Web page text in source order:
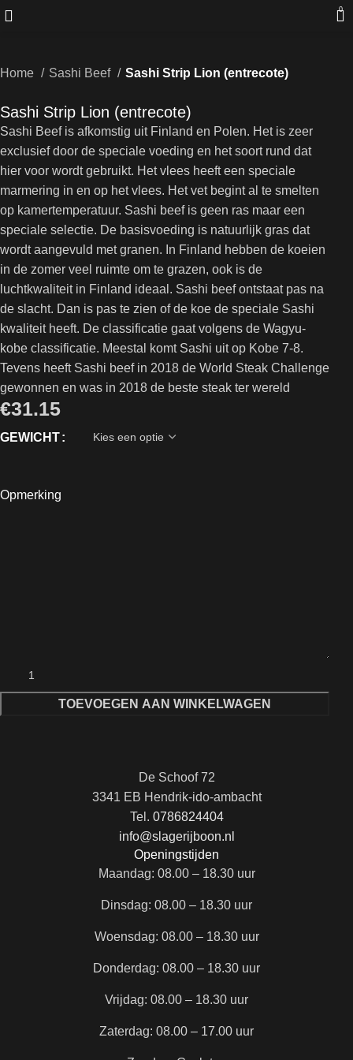
0
Home Sashi Beef Sashi Strip Lion (entrecote)
Sashi Strip Lion (entrecote)
Sashi Beef is afkomstig uit Finland en Polen. Het is zeer
exclusief door de speciale voeding en het soort rund dat
hier voor wordt gebruikt. Het vlees heeft een speciale
marmering in en op het vlees. Het vet begint al te smelten
op kamertemperatuur. Sashi beef is geen ras maar een
speciale selectie. De basisvoeding is natuurlijk gras dat
wordt aangevuld met granen. In Finland hebben de koeien
in de zomer veel ruimte om te grazen, ook is de
luchtkwaliteit in Finland ideaal. Sashi beef ontstaat pas na
de slacht. Dan is pas te zien of de koe de speciale Sashi
kwaliteit heeft. De classificatie gaat volgens de Wagyu-
kobe classificatie. Meestal komt Sashi uit op Kobe 7-8.
Tevens heeft Sashi beef in 2018 de World Steak Challenge
gewonnen en was in 2018 de beste steak ter wereld
€31.15
GEWICHT
Opmerking
TOEVOEGEN AAN WINKELWAGEN
De Schoof 72
3341 EB Hendrik-ido-ambacht
Tel. 0786824404
info@slagerijboon.nl
Openingstijden
Maandag: 08.00 – 18.30 uur
Dinsdag: 08.00 – 18.30 uur
Woensdag: 08.00 – 18.30 uur
Donderdag: 08.00 – 18.30 uur
Vrijdag: 08.00 – 18.30 uur
Zaterdag: 08.00 – 17.00 uur